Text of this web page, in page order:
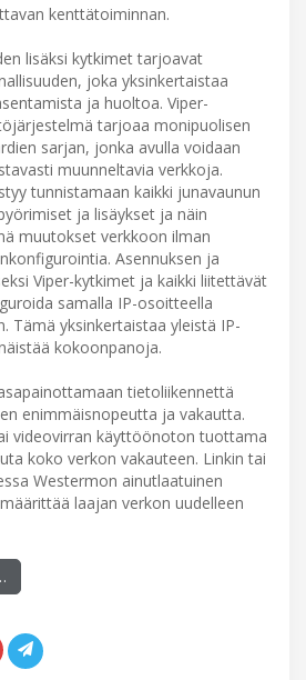
kenttätoiminnan.
lisäksi kytkimet tarjoavat
joka yksinkertaistaa
ja huoltoa. Viper-
tarjoaa monipuolisen
sarjan, jonka avulla voidaan
muunneltavia verkkoja.
tunnistamaan kaikki junavaunun
ja lisäykset ja näin
muutokset verkkoon ilman
Asennuksen ja
Viper-kytkimet ja kaikki liitettävät
samalla IP-osoitteella
Tämä yksinkertaistaa yleistä IP-
kokoonpanoja.
tietoliikennettä
enimmäisnopeutta ja vakautta.
videovirran käyttöönoton tuottama
koko verkon vakauteen. Linkin tai
Westermon ainutlaatuinen
laajan verkon uudelleen